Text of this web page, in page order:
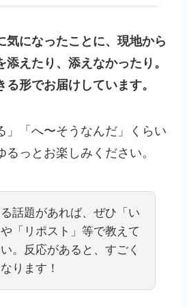
気になったことに、現地から
えたり、添えなかったり。
形でお届けしています。
」「へ〜そうなんだ」くらい
っとお楽しみください。
話題があれば、ぜひ「い
「リポスト」等で教えて
。反応があると、すごく
ります！